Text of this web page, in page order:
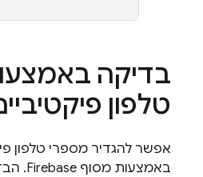
בדיקה
טלפון
אפשר להגדיר מספרי טלפון
באמצעות מסוף Firebase
.